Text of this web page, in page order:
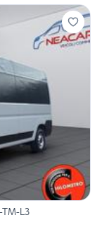
TM-L3